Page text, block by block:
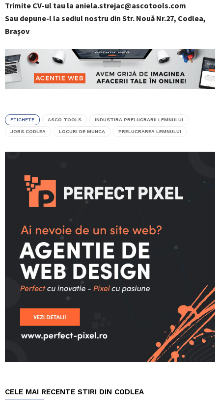
Trimite CV-ul tau la aniela.strejac@ascotools.com
Sau depune-l la sediul nostru din Str. Nouă Nr.27, Codlea,
Brașov
ETICHETE ASCO TOOLS INDUSTIRA PRELUCRARII LEMNULUI
JOBS CODLEA LOCURI DE MUNCA PRELUCRAREA LEMNULUI
CELE MAI RECENTE STIRI DIN CODLEA